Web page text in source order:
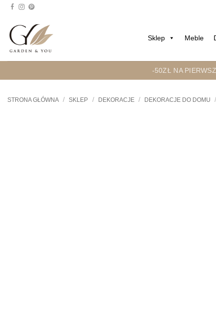
Przejdź
treści
Sklep Meble
-50ZŁ NA
STRONA GŁÓWNA / SKLEP / DEKORACJE / DEKORACJE DO DOMU /